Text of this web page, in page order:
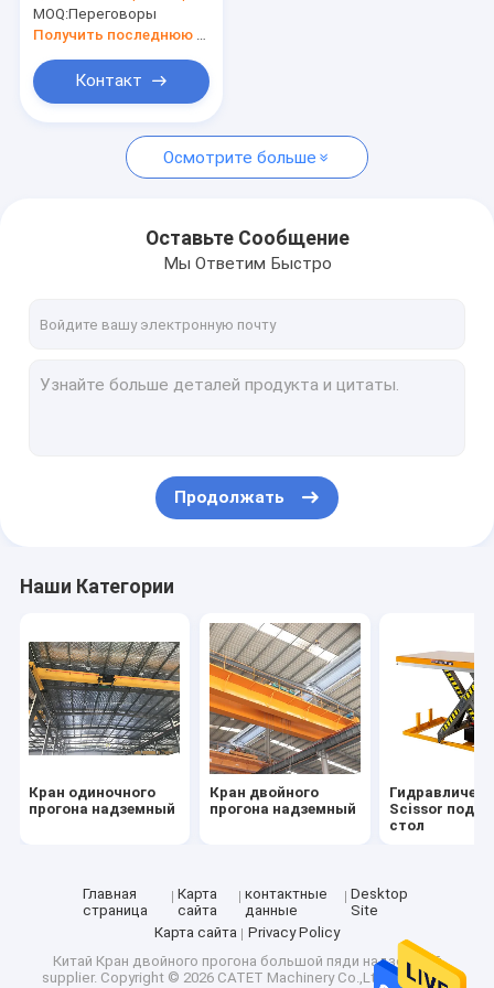
Штабелеукладчик достигаемости контейнера
Надземный мостовой кран
сверхмощная
двойная
MOQ:Переговоры
Получить последнюю цену
Контакт
Осмотрите больше
Оставьте Сообщение
Мы Ответим Быстро
Продолжать
Наши Категории
Кран одиночного
прогона надземный
Кран двойного
прогона надземный
Scissor
стол
Главная
страница
Карта
сайта
контактные
данные
Desktop
Site
Карта сайта
Privacy Policy
Китай Кран двойного прогона большой пяди надземный
supplier. Copyright © 2026 CATET Machinery Co.,Ltd. All Rights